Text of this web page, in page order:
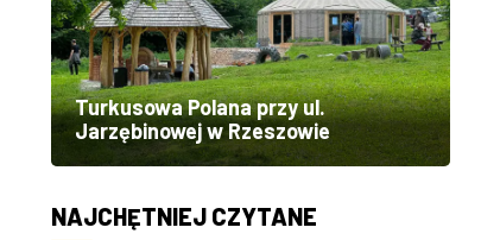
Turkusowa Polana przy ul.
Jarzębinowej w Rzeszowie
NAJCHĘTNIEJ CZYTANE